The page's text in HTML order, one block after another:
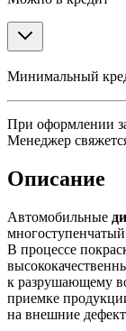
Минимальный
При оформлении
Менеджер
Описание
Автомобильные
В процессе
к разрушающему
приемке
на внешние